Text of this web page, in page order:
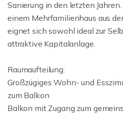
Sanierung in den letzten
einem Mehrfamilienhaus aus
eignet sich sowohl ideal zur
attraktive Kapitalanlage.
Raumaufteilung:
Großzügiges Wohn- und
zum Balkon
Balkon mit Zugang zum